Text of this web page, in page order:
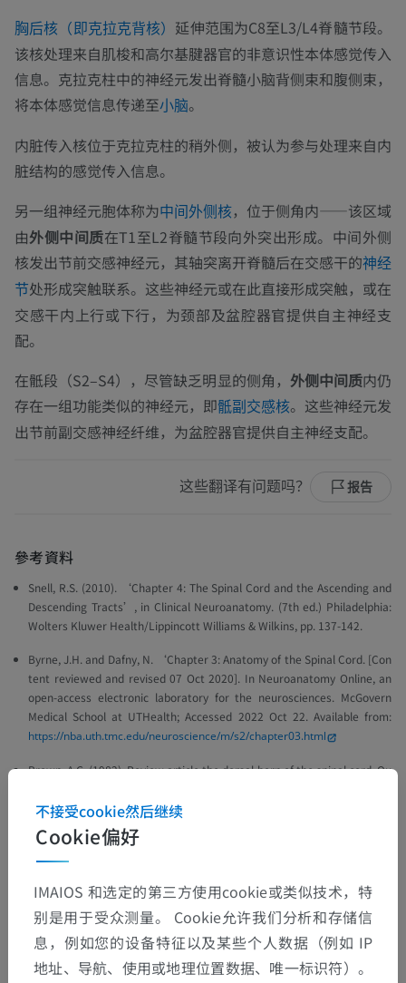
胸后核（即克拉克背核） 延伸范围为C8至L3/L4脊髓节段。
该核处理来自肌梭和高尔基腱器官的非意识性本体感觉传入
信息。克拉克柱中的神经元发出脊髓小脑背侧束和腹侧束，
将本体感觉信息传递至小脑。
内脏传入核位于克拉克柱的稍外侧，被认为参与处理来自内
脏结构的感觉传入信息。
另一组神经元胞体称为中间外侧核，位于侧角内——该区域
由外侧中间质在T1至L2脊髓节段向外突出形成。中间外侧
核发出节前交感神经元，其轴突离开脊髓后在交感干的神经
节处形成突触联系。这些神经元或在此直接形成突触，或在
交感干内上行或下行，为颈部及盆腔器官提供自主神经支
配。
在骶段（S2–S4），尽管缺乏明显的侧角， 外侧中间质内仍
存在一组功能类似的神经元，即骶副交感核。这些神经元发
出节前副交感神经纤维，为盆腔器官提供自主神经支配。
这些翻译有问题吗？ 报告
參考資料
Snell, R.S. (2010). ‘Chapter 4: The Spinal Cord and the Ascending and
Descending Tracts’, in Clinical Neuroanatomy. (7th ed.) Philadelphia:
Wolters Kluwer Health/Lippincott Williams & Wilkins, pp. 137-142.
Byrne, J.H. and Dafny, N. ‘Chapter 3: Anatomy of the Spinal Cord. [Con
tent reviewed and revised 07 Oct 2020]. In Neuroanatomy Online, an
open-access electronic laboratory for the neurosciences. McGovern
Medical School at UTHealth; Accessed 2022 Oct 22. Available from:
https://nba.uth.tmc.edu/neuroscience/m/s2/chapter03.html
Brown, A.G. (1982). Review article the dorsal horn of the spinal cord. Qu
67(2), pp.193-212.https://doi.org/10.1113/expphysiol.1982.sp002630
Ganapathy, M.K., Reddy, V. and Tadi, P. Neuroanatomy, Spinal Cord Mor
phology. [Updated 2021 Oct 30].
https://www.ncbi.nlm.nih.gov/books/NBK545206/
YousufDar, M. 2015. Neuroanatomical structures of spinal cord–A revie
w. International Journal of Livestock Research. 5(7), pp. 11-23.
https://doi.org/10.1113/expphysiol.1982.sp002630
Cookie偏好
不接受cookie然后继续
IMAIOS 和选定的第三方使用cookie或类似技术，特
别是用于受众测量。 Cookie允许我们分析和存储信
息，例如您的设备特征以及某些个人数据（例如 IP
地址、导航、使用或地理位置数据、唯一标识符）。